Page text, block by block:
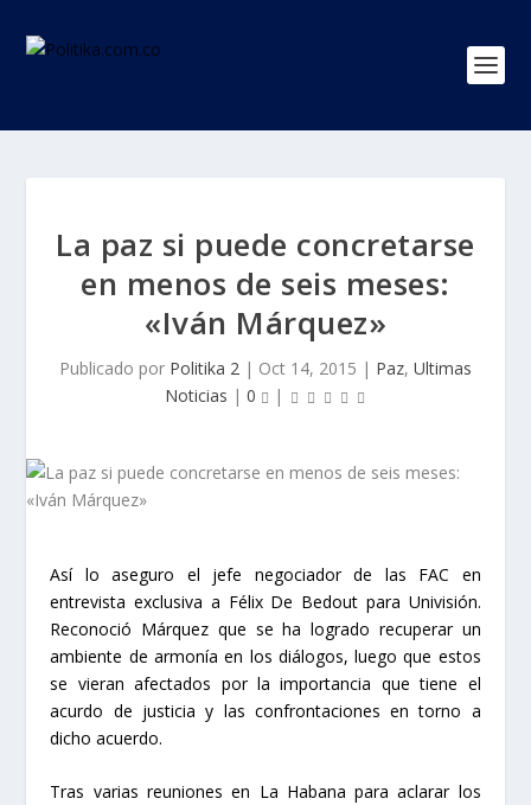
La paz si puede concretarse
en menos de seis meses:
«Iván Márquez»
Publicado por Politika 2 | Oct 14, 2015 | Paz, Ultimas
Noticias | 0 |
Así lo aseguro el jefe negociador de las FAC en
entrevista exclusiva a Félix De Bedout para Univisión.
Reconoció Márquez que se ha logrado recuperar un
ambiente de armonía en los diálogos, luego que estos
se vieran afectados por la importancia que tiene el
acurdo de justicia y las confrontaciones en torno a
dicho acuerdo.
Tras varias reuniones en La Habana para aclarar los